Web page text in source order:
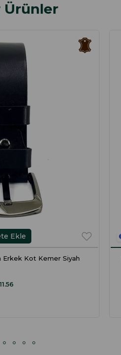
Ürünler
Erkek Kot Kemer Siyah
Ekle